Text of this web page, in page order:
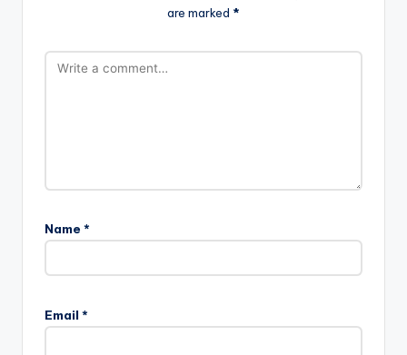
are marked *
Name *
Email *